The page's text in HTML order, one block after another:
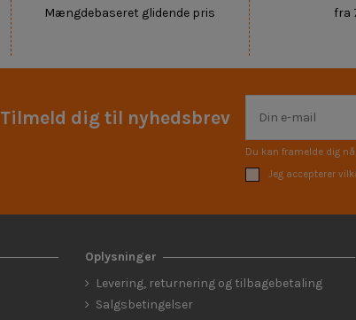
Mængdebaseret glidende pris
fra
Tilmeld dig til nyhedsbrev
Du kan framelde dig
Jeg accepterer
Oplysninger
Levering, returnering og tilbagebetaling
Salgsbetingelser